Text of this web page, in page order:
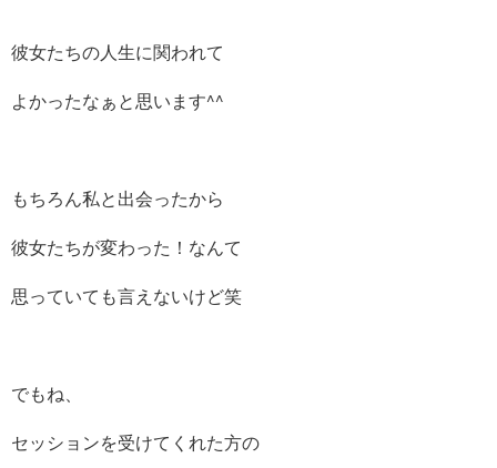
彼女たちの人生に関われて
よかったなぁと思います^^
もちろん私と出会ったから
彼女たちが変わった！なんて
思っていても言えないけど笑
でもね、
セッションを受けてくれた方の